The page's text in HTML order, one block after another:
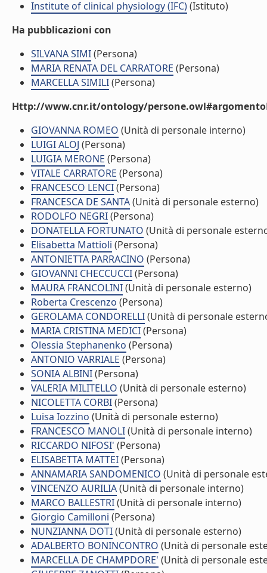
Institute of clinical physiology (IFC)(Istituto)
Ha pubblicazioni con
SILVANA SIMI(Persona)
MARIA RENATA DEL CARRATORE (Persona)
MARCELLA SIMILI(Persona)
Http://www.cnr.it/ontology/
GIOVANNA ROMEO (Unità di personale interno)
LUIGI ALOJ (Persona)
LUIGIA MERONE (Persona)
VITALE CARRATORE (Persona)
FRANCESCO LENCI(Persona)
FRANCESCA DE SANTA(Unità di personale esterno)
RODOLFO NEGRI(Persona)
DONATELLA FORTUNATO (Unità di personale
Elisabetta Mattioli (Persona)
ANTONIETTA PARRACINO (Persona)
GIOVANNI CHECCUCCI(Persona)
MAURA FRANCOLINI(Unità di personale esterno)
Roberta Crescenzo (Persona)
GEROLAMA CONDORELLI(Unità di personale
MARIA CRISTINA MEDICI(Persona)
Olessia Stephanenko (Persona)
ANTONIO VARRIALE (Persona)
SONIA ALBINI(Persona)
VALERIA MILITELLO (Unità di personale esterno)
NICOLETTA CORBI(Persona)
Luisa Iozzino (Unità di personale esterno)
FRANCESCO MANOLI(Unità di personale interno)
RICCARDO NIFOSI' (Persona)
ELISABETTA MATTEI(Persona)
ANNAMARIA SANDOMENICO (Unità di personale
VINCENZO AURILIA(Unità di personale interno)
MARCO BALLESTRI(Unità di personale interno)
Giorgio Camilloni (Persona)
NUNZIANNA DOTI(Unità di personale esterno)
ADALBERTO BONINCONTRO (Unità di personale
MARCELLA DE CHAMPDORE' (Unità di personale